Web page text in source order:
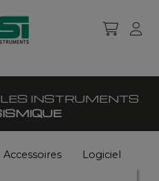
INSTRUMENTS
Accessoires Logiciel